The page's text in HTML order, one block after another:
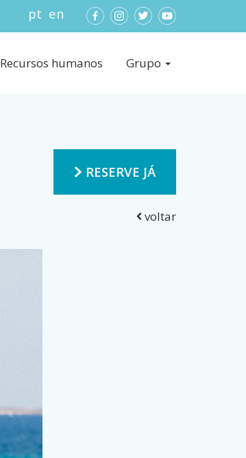
pt en
Recursos humanos Grupo
RESERVE JÁ
voltar